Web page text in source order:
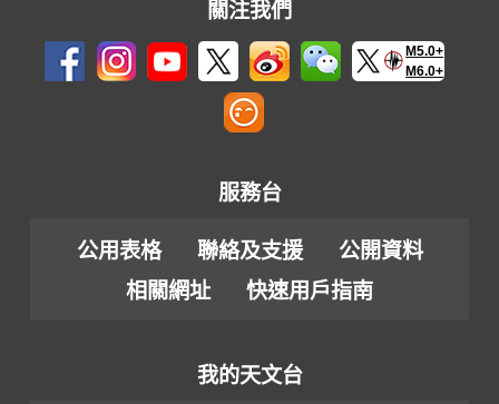
關注我們
M5.0+
M6.0+
服務台
公用表格 聯絡及支援
公開資料
相關網址
快速用戶指南
我的天文台